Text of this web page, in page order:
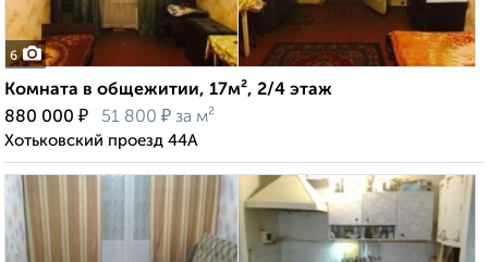
6
Комната в общежитии, 17м², 2/4 этаж
880 000 ₽ 51 800 ₽ за м²
Хотьковский проезд 44А